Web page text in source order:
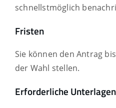
schnellstmöglich
Fristen
Sie können den Antrag
der Wahl stellen.
Erforderliche Unterlagen